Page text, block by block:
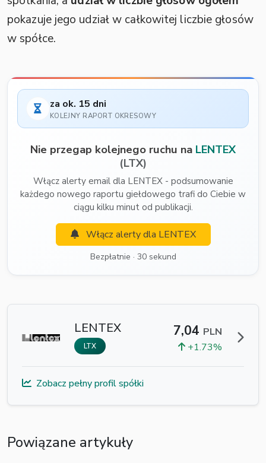
pokazuje jego udział w całkowitej liczbie głosów
w spółce.
za ok. 15 dni
KOLEJNY RAPORT OKRESOWY
Nie przegap kolejnego ruchu na LENTEX
(LTX)
Włącz alerty email dla LENTEX - podsumowanie
każdego nowego raportu giełdowego trafi do Ciebie w
ciągu kilku minut od publikacji.
Włącz alerty dla LENTEX
Bezpłatnie · 30 sekund
LENTEX
LTX
7,04 PLN
+1.73%
Zobacz pełny profil spółki
Powiązane artykuły